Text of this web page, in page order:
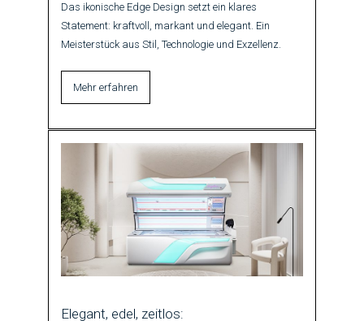
Das ikonische Edge Design setzt ein klares
Statement: kraftvoll, markant und elegant. Ein
Meisterstück aus Stil, Technologie und Exzellenz.
Mehr erfahren
Elegant, edel, zeitlos: